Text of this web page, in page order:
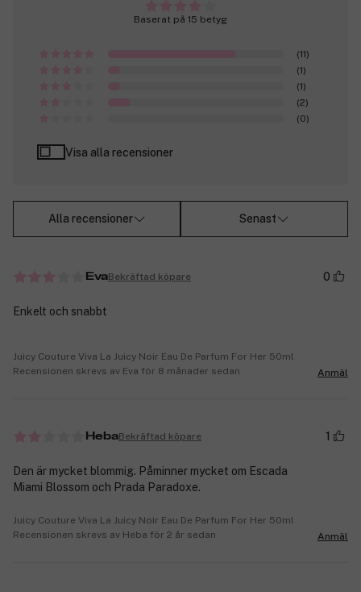
Baserat på 15 betyg
(11)
(1)
(1)
(2)
(0)
Visa alla recensioner
Alla recensioner Senast
EvaBekräftad köpare 0
Enkelt och snabbt
Juicy Couture Viva La Juicy Noir Eau De Parfum For Her 50ml
Recensionen skrevs av Eva för 8 månader sedan
Anmäl
HebaBekräftad köpare 1
Den är mycket blommig. Påminner mycket om Escada
Miami Blossom och Prada Paradoxe.
Juicy Couture Viva La Juicy Noir Eau De Parfum For Her 50ml
Recensionen skrevs av Heba för 2 år sedan
Anmäl